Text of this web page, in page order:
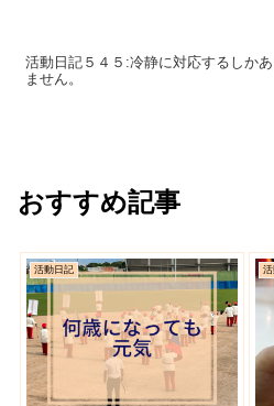
活動日記５４５:冷静に対応するしかあ
ません。
おすすめ記事
活動日記 活